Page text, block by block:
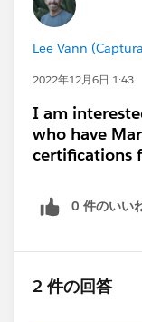
Lee Vann
2022年12月6日 1:43
I am
who have
certifications
0 件のいい
2 件の回答